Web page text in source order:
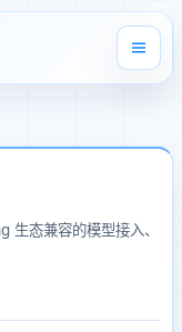
态兼容的模型接入、